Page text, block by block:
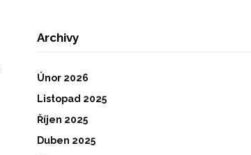
Archivy
Únor 2026
Listopad 2025
Říjen 2025
Duben 2025